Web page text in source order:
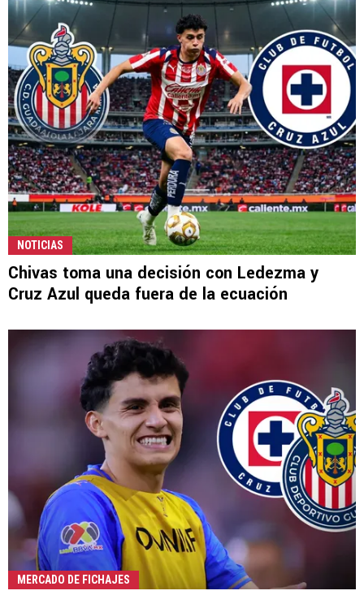
NOTICIAS
Chivas toma una decisión con Ledezma y
Cruz Azul queda fuera de la ecuación
MERCADO DE FICHAJES